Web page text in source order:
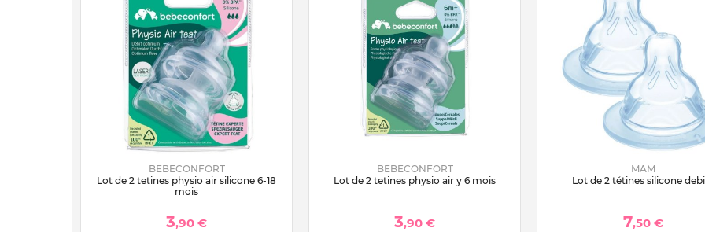
BEBECONFORT
Lot de 2 tetines physio air silicone 6-18
mois
3,90 €
BEBECONFORT
Lot de 2 tetines physio air y 6 mois
3,90 €
MAM
Lot de 2 tétines silicone
7,50 €